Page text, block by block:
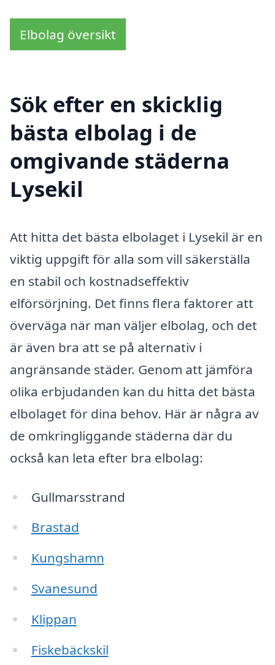
Elbolag översikt
Sök efter en skicklig
bästa elbolag i de
omgivande städerna
Lysekil
Att hitta det bästa elbolaget i Lysekil är en
viktig uppgift för alla som vill säkerställa
en stabil och kostnadseffektiv
elförsörjning. Det finns flera faktorer att
överväga när man väljer elbolag, och det
är även bra att se på alternativ i
angränsande städer. Genom att jämföra
olika erbjudanden kan du hitta det bästa
elbolaget för dina behov. Här är några av
de omkringliggande städerna där du
också kan leta efter bra elbolag:
Gullmarsstrand
Brastad
Kungshamn
Svanesund
Klippan
Fiskebäckskil